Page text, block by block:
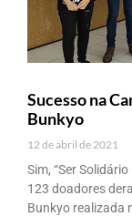
Sucesso na
Bunkyo
12 de abril de 2021
Sim, “Ser
123 doadores
Bunkyo realizada